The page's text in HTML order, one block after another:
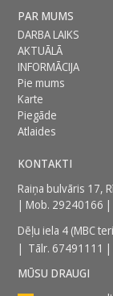
PAR MUMS
DARBA LAIKS
AKTUĀLĀ
INFORMĀCIJA
Pie mums
Karte
Piegāde
Atlaides
KONTAKTI
Raiņa bulvāris 17,
| Mob. 29240166 |
Dēļu iela 4 (MBC
| Tālr. 67491111 |
MŪSU DRAUGI